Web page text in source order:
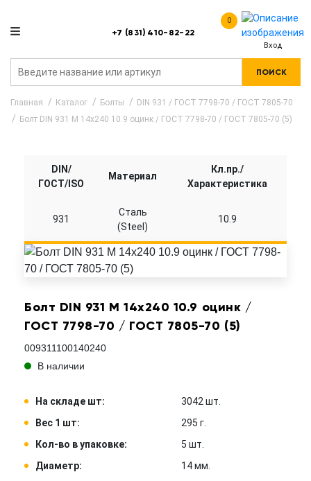
+7 (831) 410-82-22
0
Вход
ПОИСК
Главная Каталог Болты
DIN 931 / ГОСТ 7798-70 / ГОСТ 7805-70
Болт DIN 931 M 14x240 10.9 оцинк / ГОСТ 7798-70 / ГОСТ 7805-70 (5)
Болт DIN 931 M 14x240 10.9 оцинк /
ГОСТ 7798-70 / ГОСТ 7805-70 (5)
009311100140240
В наличии
На складе шт:
3042 шт.
Вес 1 шт:
295 г.
Кол-во в упаковке:
5 шт.
Диаметр:
14 мм.
DIN/
ГОСТ/ISO
Материал
Кл.пр./
Характеристика
931
Сталь
(Steel)
10.9